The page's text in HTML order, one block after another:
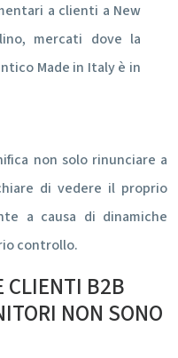
a clienti a New
mercati dove la
Made in Italy è in
non solo rinunciare a
di vedere il proprio
a causa di dinamiche
controllo.
CLIENTI B2B
NON SONO